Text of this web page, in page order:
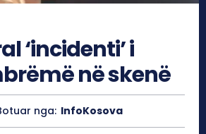
‘incidenti’ i
në skenë
nga: InfoKosova